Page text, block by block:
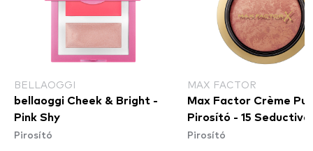
BELLAOGGI
bellaoggi Cheek & Bright -
Pink Shy
Pirosító
MAX FACTOR
Max Factor Crème
Pirosító - 15 Seductive
Pirosító